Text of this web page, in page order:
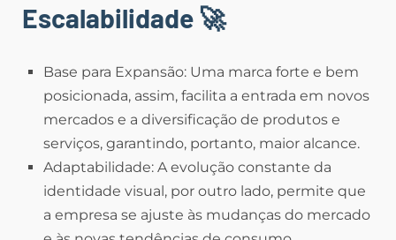
Escalabilidade🚀
Base para Expansão: Uma marca forte e bem
posicionada, assim, facilita a entrada em novos
mercados e a diversificação de produtos e
serviços, garantindo, portanto, maior alcance.
Adaptabilidade: A evolução constante da
identidade visual, por outro lado, permite que
a empresa se ajuste às mudanças do mercado